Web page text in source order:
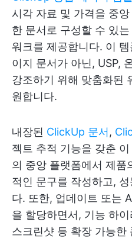
시각 자료 및 가격을 중
한 문서로 구성할 수 있
워크를 제공합니다. 이
이지 문서가 아닌, USP,
강조하기 위해 맞춤화된
원합니다.
내장된 ClickUp 문서 ,
젝트 추적 기능을 갖춘
의 중앙 플랫폼에서 제품
적인 문구를 작성하고,
다. 또한, 업데이트 또는
을 할당하면서, 기능 하
스크린샷 등 확장 가능한